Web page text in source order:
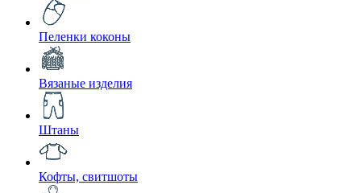
Пеленки коконы
Вязаные изделия
Штаны
Кофты, свитшоты